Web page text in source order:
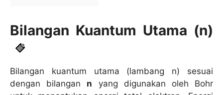
Bilangan Kuantum Utama (n)
Bilangan kuantum utama (lambang n) sesuai
dengan bilangan n yang digunakan oleh Bohr